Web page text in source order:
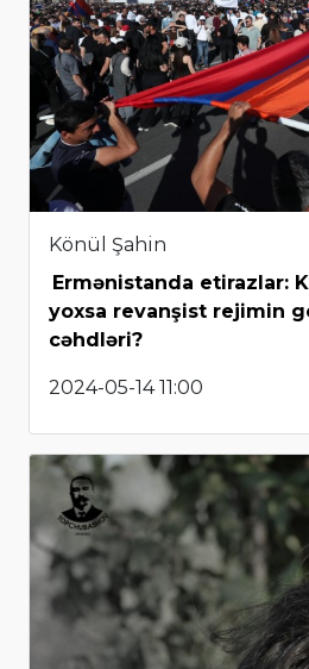
Könül Şahin
Ermənistanda etirazlar:
yoxsa revanşist rejimin
cəhdləri?
2024-05-14 11:00